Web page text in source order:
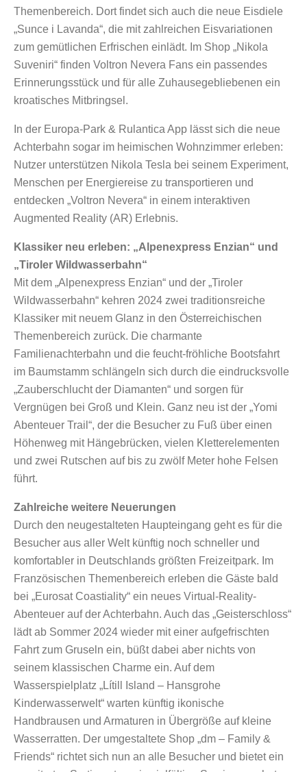
Themenbereich. Dort findet sich auch die neue Eisdiele
„Sunce i Lavanda“, die mit zahlreichen Eisvariationen
zum gemütlichen Erfrischen einlädt. Im Shop „Nikola
Suveniri“ finden Voltron Nevera Fans ein passendes
Erinnerungsstück und für alle Zuhausegebliebenen ein
kroatisches Mitbringsel.
In der Europa-Park & Rulantica App lässt sich die neue
Achterbahn sogar im heimischen Wohnzimmer erleben:
Nutzer unterstützen Nikola Tesla bei seinem Experiment,
Menschen per Energiereise zu transportieren und
entdecken „Voltron Nevera“ in einem interaktiven
Augmented Reality (AR) Erlebnis.
Klassiker neu erleben: „Alpenexpress Enzian“ und
„Tiroler Wildwasserbahn“
Mit dem „Alpenexpress Enzian“ und der „Tiroler
Wildwasserbahn“ kehren 2024 zwei traditionsreiche
Klassiker mit neuem Glanz in den Österreichischen
Themenbereich zurück. Die charmante
Familienachterbahn und die feucht-fröhliche Bootsfahrt
im Baumstamm schlängeln sich durch die eindrucksvolle
„Zauberschlucht der Diamanten“ und sorgen für
Vergnügen bei Groß und Klein. Ganz neu ist der „Yomi
Abenteuer Trail“, der die Besucher zu Fuß über einen
Höhenweg mit Hängebrücken, vielen Kletterelementen
und zwei Rutschen auf bis zu zwölf Meter hohe Felsen
führt.
Zahlreiche weitere Neuerungen
Durch den neugestalteten Haupteingang geht es für die
Besucher aus aller Welt künftig noch schneller und
komfortabler in Deutschlands größten Freizeitpark. Im
Französischen Themenbereich erleben die Gäste bald
bei „Eurosat Coastiality“ ein neues Virtual-Reality-
Abenteuer auf der Achterbahn. Auch das „Geisterschloss“
lädt ab Sommer 2024 wieder mit einer aufgefrischten
Fahrt zum Gruseln ein, büßt dabei aber nichts von
seinem klassischen Charme ein. Auf dem
Wasserspielplatz „Lítill Island – Hansgrohe
Kinderwasserwelt“ warten künftig ikonische
Handbrausen und Armaturen in Übergröße auf kleine
Wasserratten. Der umgestaltete Shop „dm – Family &
Friends“ richtet sich nun an alle Besucher und bietet ein